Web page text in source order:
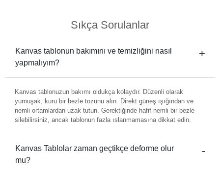
Sıkça Sorulanlar
Kanvas tablonun bakımını ve temizliğini nasıl
yapmalıyım?
Kanvas tablonuzun bakımı oldukça kolaydır. Düzenli olarak
yumuşak, kuru bir bezle tozunu alın. Direkt güneş ışığından ve
nemli ortamlardan uzak tutun. Gerektiğinde hafif nemli bir bezle
silebilirsiniz, ancak tablonun fazla ıslanmamasına dikkat edin.
Kanvas Tablolar zaman geçtikçe deforme olur
mu?